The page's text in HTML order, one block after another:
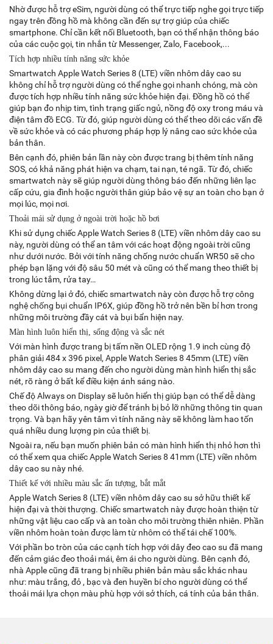
Nhờ được hỗ trợ eSim, người dùng có thể trực tiếp nghe gọi trực tiếp
ngay trên đồng hồ mà không cần đến sự trợ giúp của chiếc
smartphone. Chỉ cần kết nối Bluetooth, bạn có thể nhận thông báo
của các cuộc gọi, tin nhắn từ Messenger, Zalo, Facebook,...
Tích hợp nhiều tính năng sức khỏe
Smartwatch Apple Watch Series 8 (LTE) viền nhôm dây cao su
không chỉ hỗ trợ người dùng có thể nghe gọi nhanh chóng, mà còn
được tích hợp nhiều tính năng sức khỏe hiện đại. Đồng hồ có thể
giúp bạn đo nhịp tim, tình trạng giấc ngủ, nồng độ oxy trong máu và
điện tâm đồ ECG. Từ đó, giúp người dùng có thể theo dõi các vấn đề
về sức khỏe và có các phương pháp hợp lý nâng cao sức khỏe của
bản thân.
Bên cạnh đó, phiên bản lần này còn được trang bị thêm tính năng
SOS, có khả năng phát hiện va chạm, tai nạn, té ngã. Từ đó, chiếc
smartwatch này sẽ giúp người dùng thông báo đến những liên lạc
cấp cứu, gia đình hoặc người thân giúp bảo vệ sự an toàn cho bạn ở
mọi lúc, mọi nơi.
Thoải mái sử dụng ở ngoài trời hoặc hồ bơi
Khi sử dụng chiếc Apple Watch Series 8 (LTE) viền nhôm dây cao su
này, người dùng có thể an tâm với các hoạt động ngoài trời cũng
như dưới nước. Bởi với tính năng chống nước chuẩn WR50 sẽ cho
phép bạn lặng với độ sâu 50 mét và cũng có thể mang theo thiết bị
trong lúc tắm, rửa tay…
Không dừng lại ở đó, chiếc smartwatch này còn được hỗ trợ công
nghệ chống bụi chuẩn IP6X, giúp đồng hồ trở nên bền bỉ hơn trong
những môi trường đầy cát và bụi bẩn hiện nay.
Màn hình luôn hiển thị, sống động và sắc nét
Với màn hình được trang bị tấm nền OLED rộng 1.9 inch cùng độ
phân giải 484 x 396 pixel, Apple Watch Series 8 45mm (LTE) viền
nhôm dây cao su mang đến cho người dùng màn hình hiển thị sắc
nét, rõ ràng ở bất kể điều kiện ánh sáng nào.
Chế độ Always on Display sẽ luôn hiển thị giúp bạn có thể dễ dàng
theo dõi thông báo, ngày giờ để tránh bị bỏ lỡ những thông tin quan
trọng. Và bạn hãy yên tâm vì tính năng này sẽ không làm hao tốn
quá nhiều dung lượng pin của thiết bị.
Ngoài ra, nếu bạn muốn phiên bản có màn hình hiển thị nhỏ hơn thì
có thể xem qua chiếc Apple Watch Series 8 41mm (LTE) viền nhôm
dây cao su này nhé.
Thiết kế với nhiều màu sắc ấn tượng, bắt mắt
Apple Watch Series 8 (LTE) viền nhôm dây cao su sở hữu thiết kế
hiện đại và thời thượng. Chiếc smartwatch này được hoàn thiện từ
những vật liệu cao cấp và an toàn cho môi trường thiên nhiên. Phần
viền nhôm hoàn toàn được làm từ nhôm có thể tái chế 100%.
Với phần bo tròn của các cạnh tích hợp với dây đeo cao su đã mang
đến cảm giác đeo thoải mái, êm ái cho người dùng. Bên cạnh đó,
nhà Apple cũng đã trang bị nhiều phiên bản màu sắc khác nhau
như: màu trắng, đỏ , bạc và đen huyền bí cho người dùng có thể
thoải mái lựa chọn màu phù hợp với sở thích, cá tính của bản thân.